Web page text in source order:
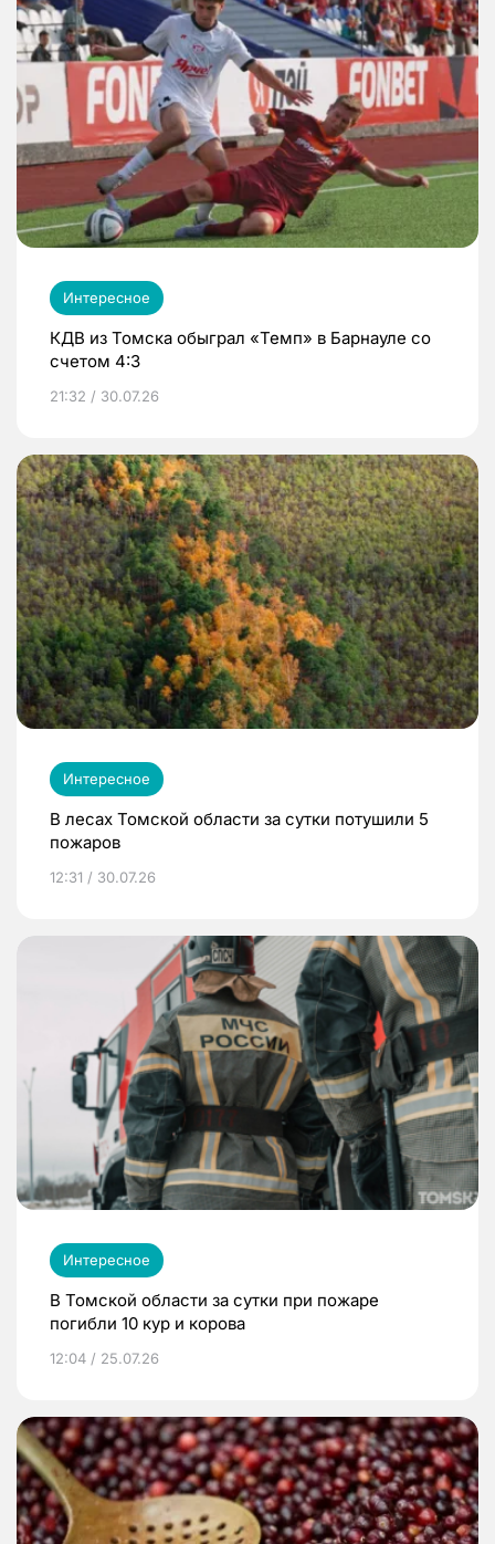
Интересное
КДВ из Томска обыграл «Темп» в Барнауле со
счетом 4:3
21:32 / 30.07.26
Интересное
В лесах Томской области за сутки потушили 5
пожаров
12:31 / 30.07.26
Интересное
В Томской области за сутки при пожаре
погибли 10 кур и корова
12:04 / 25.07.26